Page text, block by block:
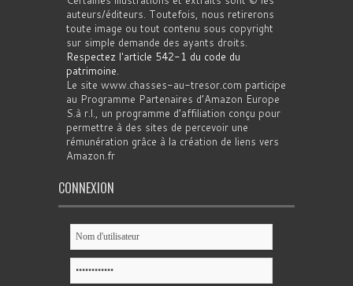
auteurs/éditeurs. Toutefois, nous retirerons
toute image ou tout contenu sous copyright
sur simple demande des ayants droits.
Respectez l'article 542-1 du code du
patrimoine.
Le site www.chasses-au-tresor.com participe
au Programme Partenaires d’Amazon Europe
S.à r.l., un programme d’affiliation conçu pour
permettre à des sites de percevoir une
rémunération grâce à la création de liens vers
Amazon.fr
CONNEXION